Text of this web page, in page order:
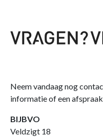
Neem vandaag nog
informatie of een
BIJBVO
Veldzigt 18